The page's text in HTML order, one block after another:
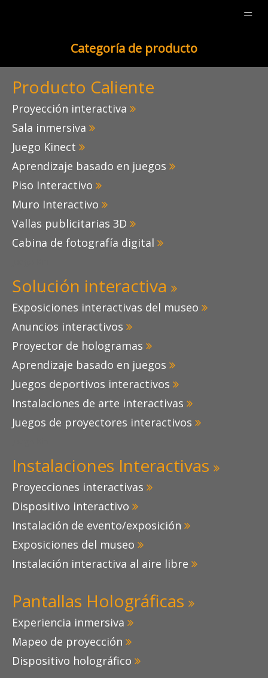
Categoría de producto
Producto Caliente
Proyección interactiva 
Sala inmersiva 
Juego Kinect 
Aprendizaje basado en juegos 
Piso Interactivo 
Muro Interactivo 
Vallas publicitarias 3D 
Cabina de fotografía digital 
Solución interactiva 
Exposiciones interactivas del museo 
Anuncios interactivos 
Proyector de hologramas 
Aprendizaje basado en juegos 
Juegos deportivos interactivos 
Instalaciones de arte interactivas 
Juegos de proyectores interactivos 
Instalaciones Interactivas 
Proyecciones interactivas 
Dispositivo interactivo 
Instalación de evento/exposición 
Exposiciones del museo 
Instalación interactiva al aire libre 
Pantallas Holográficas 
Experiencia inmersiva 
Mapeo de proyección 
Dispositivo holográfico 